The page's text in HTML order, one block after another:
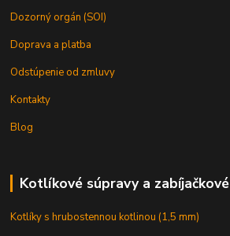
Dozorný orgán (SOI)
Doprava a platba
Odstúpenie od zmluvy
Kontakty
Blog
Kotlíkové súpravy a
Kotlíky s hrubostennou kotlinou (1,5 mm)